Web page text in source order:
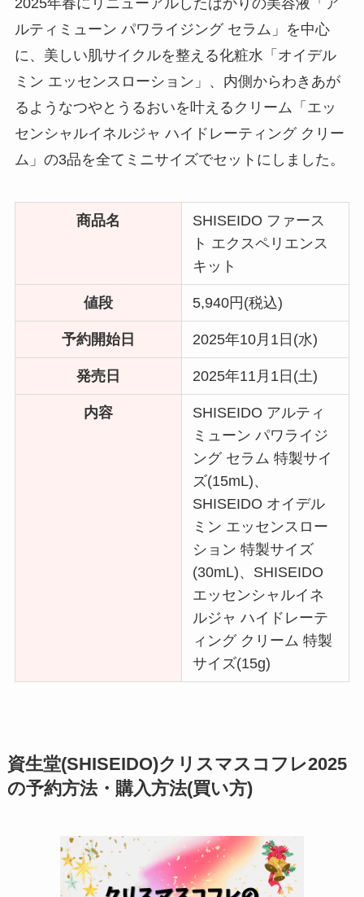
2025年春にリニューアルしたばかりの美容液「ア
ルティミューン パワライジング セラム」を中心
に、美しい肌サイクルを整える化粧水「オイデル
ミン エッセンスローション」、内側からわきあが
るようなつやとうるおいを叶えるクリーム「エッ
センシャルイネルジャ ハイドレーティング クリー
ム」の3品を全てミニサイズでセットにしました。
商品名
SHISEIDO ファース
ト エクスペリエンス
キット
値段 5,940円(税込)
予約開始日 2025年10月1日(水)
発売日 2025年11月1日(土)
内容
SHISEIDO アルティ
ミューン パワライジ
ング セラム 特製サイ
ズ(15mL)、
SHISEIDO オイデル
ミン エッセンスロー
ション 特製サイズ
(30mL)、SHISEIDO
エッセンシャルイネ
ルジャ ハイドレーテ
ィング クリーム 特製
サイズ(15g)
資生堂(SHISEIDO)クリスマスコフレ2025
の予約方法・購入方法(買い方)